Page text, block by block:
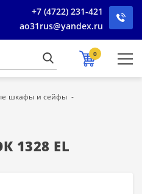
+7 (4722) 231-421
ao31rus@yandex.ru
0
шкафы и сейфы
1328 EL